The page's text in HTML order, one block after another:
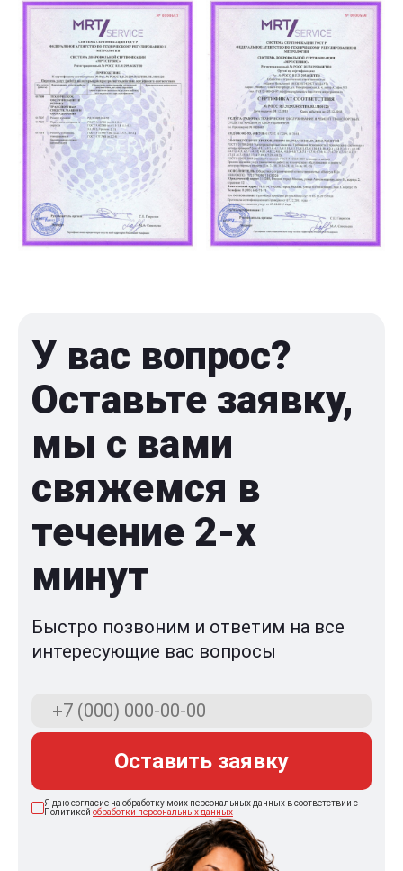
У вас вопрос?
Оставьте заявку,
мы с вами
свяжемся в
течение 2-x
минут
Быстро позвоним и ответим на все
интересующие вас вопросы
Оставить заявку
Я даю согласие на обработку моих персональных данных в соответствии с
Политикой обработки персональных данных